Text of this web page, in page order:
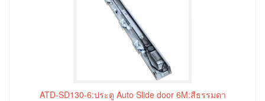
ATD-SD130-6:ประตู Auto Slide door 6M:สีธรรมดา